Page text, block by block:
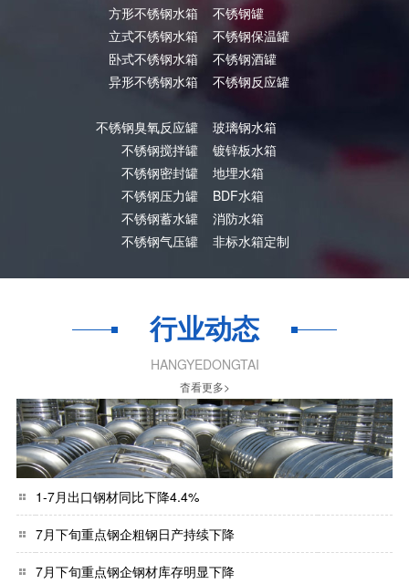
方形不锈钢水箱
立式不锈钢水箱
卧式不锈钢水箱
异形不锈钢水箱
不锈钢臭氧反应罐
不锈钢搅拌罐
不锈钢密封罐
不锈钢压力罐
不锈钢蓄水罐
不锈钢气压罐
不锈钢罐
不锈钢保温罐
不锈钢酒罐
不锈钢反应罐
玻璃钢水箱
镀锌板水箱
地埋水箱
BDF水箱
消防水箱
非标水箱定制
行业动态
HANGYEDONGTAI
杳看更多>
1-7月出口钢材同比下降4.4%
7月下旬重点钢企粗钢日产持续下降
7月下旬重点钢企钢材库存明显下降